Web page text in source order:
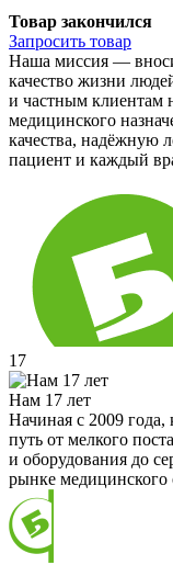
Товар закончился
Запросить товар
Наша миссия —
качество жизни
и частным клиентам
медицинского
качества, надёжную
пациент и каждый
17
Нам 17 лет
Начиная с 2009
путь от мелкого
и оборудования до
рынке медицинского